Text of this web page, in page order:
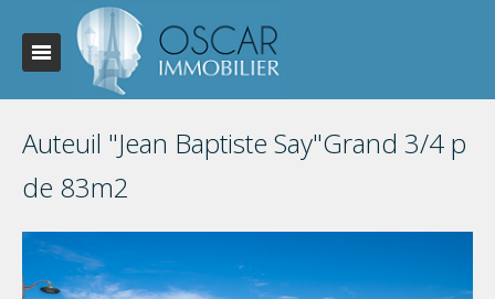
Auteuil "Jean Baptiste Say"Grand 3/4 p
de 83m2